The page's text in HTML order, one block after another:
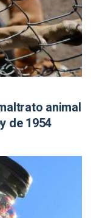
animal
de 1954